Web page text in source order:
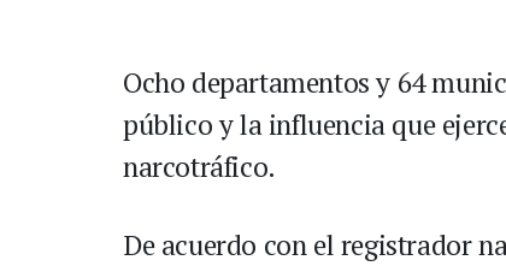
Ocho departamentos y 64
público y la influencia que
narcotráfico.
De acuerdo con el registrador